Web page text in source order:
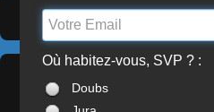
Franche-Comté
(ACTUALITÉS) (
Culture
Où habitez-vous, SVP ? :
Doubs